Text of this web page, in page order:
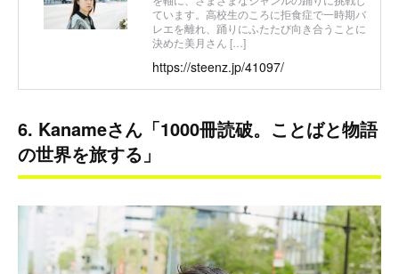
ています。高校生のころに拒食症で一時期バ
レエを離れ、踊りにふたたび向き合うことに
決めた美月さん […]
https://steenz.jp/41097/
6. Kanameさん「1000冊読破。ことばと物語
の世界を旅する」